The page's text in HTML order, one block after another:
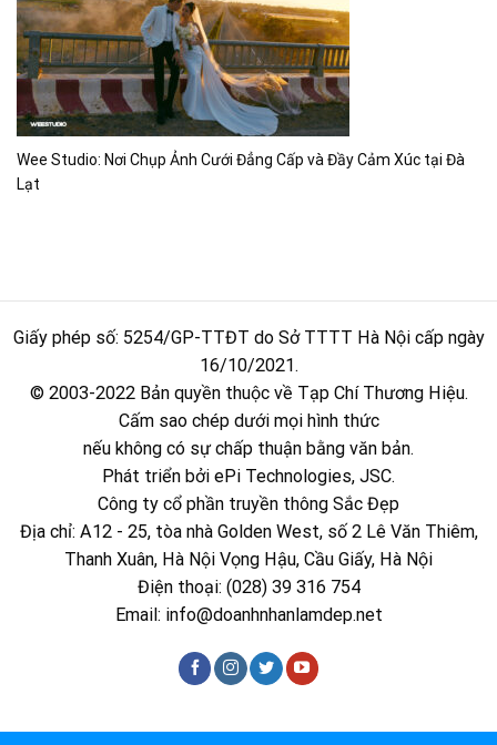
Wee Studio: Nơi Chụp Ảnh Cưới Đẳng Cấp và Đầy Cảm Xúc tại Đà
Lạt
Giấy phép số: 5254/GP-TTĐT do Sở TTTT Hà Nội cấp ngày
16/10/2021.
© 2003-2022 Bản quyền thuộc về Tạp Chí Thương Hiệu.
Cấm sao chép dưới mọi hình thức
nếu không có sự chấp thuận bằng văn bản.
Phát triển bởi ePi Technologies, JSC.
Công ty cổ phần truyền thông Sắc Đẹp
Địa chỉ: A12 - 25, tòa nhà Golden West, số 2 Lê Văn Thiêm,
Thanh Xuân, Hà Nội Vọng Hậu, Cầu Giấy, Hà Nội
Điện thoại: (028) 39 316 754
Email: info@doanhnhanlamdep.net